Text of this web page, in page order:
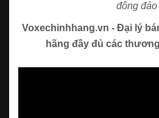
đông đảo
Voxechinhhang.vn - Đại lý
hãng đầy đủ các